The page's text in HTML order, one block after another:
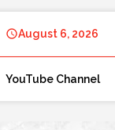
August 6, 2026
YouTube Channel